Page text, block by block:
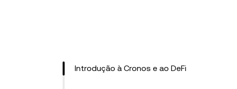
Introdução à Cronos e ao DeFi